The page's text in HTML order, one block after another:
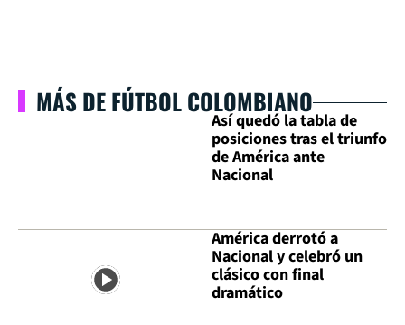
MÁS DE FÚTBOL COLOMBIANO
Así quedó la tabla de
posiciones tras el triunfo
de América ante
Nacional
América derrotó a
Nacional y celebró un
clásico con final
dramático